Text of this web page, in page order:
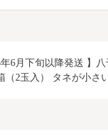
年6月下旬以降発送 】
（2玉入） タネが小さ